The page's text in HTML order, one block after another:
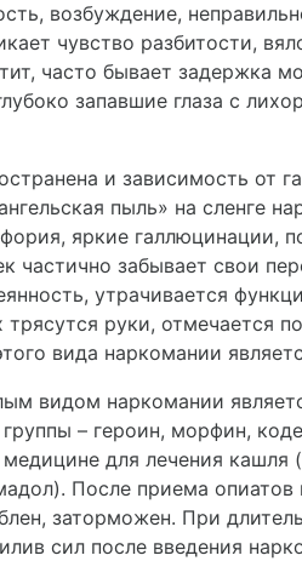
возбуждение,
чувство разбитости,
часто бывает задержка
запавшие глаза с
и зависимость от
пыль» на сленге
яркие галлюцинации,
частично забывает свои
утрачивается
руки, отмечается
вида наркомании
видом наркомании
– героин, морфин,
медицине для лечения
После приема опиатов
заторможен. При
сил после введения